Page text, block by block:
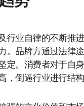
行业自律的不断推
。品牌方通过法律
定。消费者对于自
，倒逼行业进行结构